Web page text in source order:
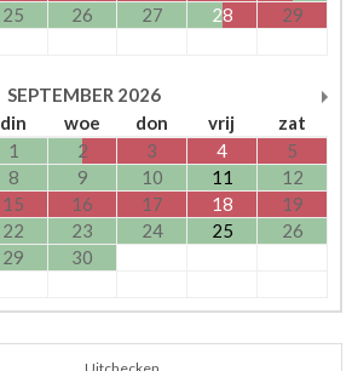
25 26 27 28
29
SEPTEMBER 2026
din woe don vrij
zat
1
2 3 4
5
8 9 10 11
12
15 16 17 18
19
22 23 24 25
26
29 30